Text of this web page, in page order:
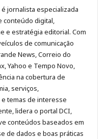
Malagolini
no
Facebook
de
Anny
Malagolini
jornalista especializada
conteúdo digital,
e estratégia editorial. Com
de comunicação
News, Correio do
Yahoo e Tempo Novo,
na cobertura de
serviços,
temas de interesse
lidera o portal DCI,
conteúdos baseados em
de dados e boas práticas